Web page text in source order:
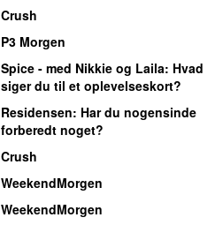
Crush
P3 Morgen
Spice - med Nikkie og Laila: Hvad
siger du til et oplevelseskort?
Residensen: Har du nogensinde
forberedt noget?
Crush
WeekendMorgen
WeekendMorgen